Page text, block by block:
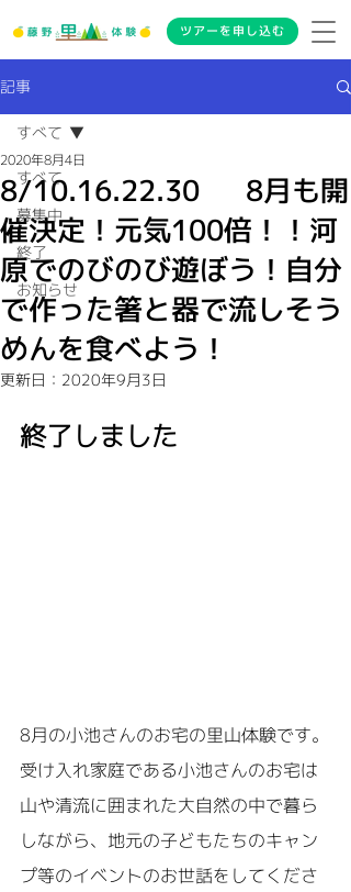
ツアーを申し込む
記事
すべて
募集中
終了
お知らせ
すべて
8/10.16.22.30 8月も開
催決定！元気100倍！！河
原でのびのび遊ぼう！自分
で作った箸と器で流しそう
めんを食べよう！
2020年8月4日
更新日： 2020年9月3日
終了しました
8月の小池さんのお宅の里山体験です。
受け入れ家庭である小池さんのお宅は
山や清流に囲まれた大自然の中で暮ら
しながら、地元の子どもたちのキャン
プ等のイベントのお世話をしてくださ